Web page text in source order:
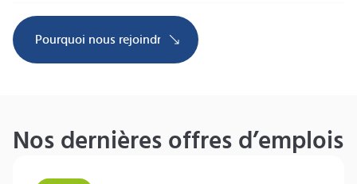
nisl arcu iaculis pharetra tellus dui fames.
Découvrir
Pourquoi nous rejoindre ?
Nos dernières offres d’emplois